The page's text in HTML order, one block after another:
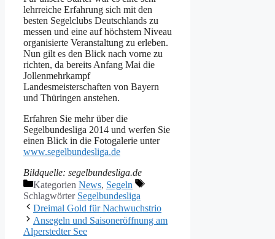
lehrreiche Erfahrung sich mit den
besten Segelclubs Deutschlands zu
messen und eine auf höchstem Niveau
organisierte Veranstaltung zu erleben.
Nun gilt es den Blick nach vorne zu
richten, da bereits Anfang Mai die
Jollenmehrkampf
Landesmeisterschaften von Bayern
und Thüringen anstehen.
Erfahren Sie mehr über die
Segelbundesliga 2014 und werfen Sie
einen Blick in die Fotogalerie unter
www.segelbundesliga.de
Bildquelle: segelbundesliga.de
Kategorien News, Segeln
Schlagwörter Segelbundesliga
Dreimal Gold für Nachwuchstrio
Ansegeln und Saisoneröffnung am
Alperstedter See